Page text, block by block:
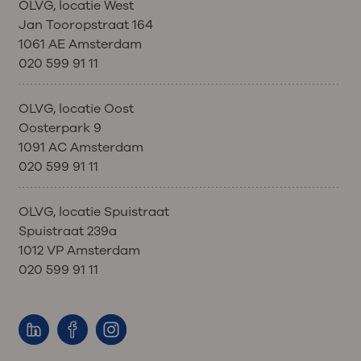
OLVG, locatie West
Jan Tooropstraat 164
1061 AE Amsterdam
020 599 91 11
OLVG, locatie Oost
Oosterpark 9
1091 AC Amsterdam
020 599 91 11
OLVG, locatie Spuistraat
Spuistraat 239a
1012 VP Amsterdam
020 599 91 11